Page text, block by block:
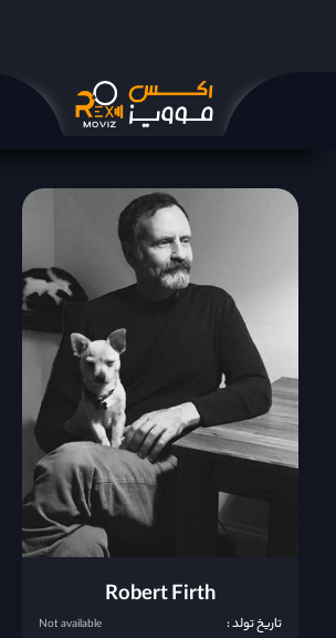
Robert Firth
تاریخ تولد : Not available